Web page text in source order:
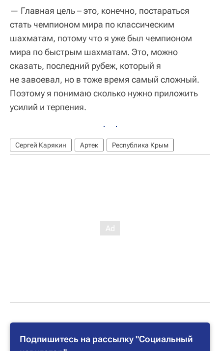
— Главная цель – это, конечно, постараться
стать чемпионом мира по классическим
шахматам, потому что я уже был чемпионом
мира по быстрым шахматам. Это, можно
сказать, последний рубеж, который я
не завоевал, но в тоже время самый сложный.
Поэтому я понимаю сколько нужно приложить
усилий и терпения.
Сергей Карякин Артек Республика Крым
Подпишитесь на рассылку "Социальный